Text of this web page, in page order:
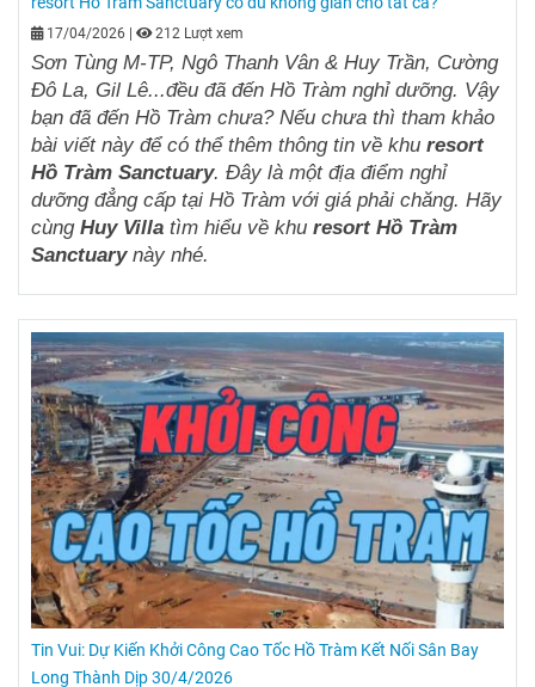
17/04/2026 | 212 Lượt xem
Sơn Tùng M-TP, Ngô Thanh Vân & Huy Trần, Cường
Đô La, Gil Lê...đều đã đến Hồ Tràm nghỉ dưỡng. Vậy
bạn đã đến Hồ Tràm chưa? Nếu chưa thì tham khảo
bài viết này để có thể thêm thông tin về khu resort
Hồ Tràm Sanctuary. Đây là một địa điểm nghỉ
dưỡng đẳng cấp tại Hồ Tràm với giá phải chăng. Hãy
cùng Huy Villa tìm hiểu về khu resort Hồ Tràm
Sanctuarynày nhé.
Tin Vui: Dự Kiến Khởi Công Cao Tốc Hồ Tràm Kết Nối Sân Bay
Long Thành Dịp 30/4/2026